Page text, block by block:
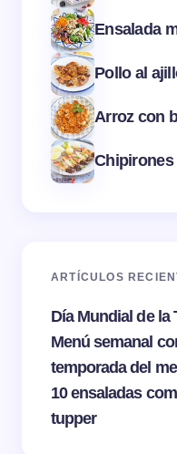
Ensalada
Pollo al
Arroz con
Chipirones
ARTÍCULOS
Día Mundial de la
Menú semanal
temporada del
10 ensaladas
tupper